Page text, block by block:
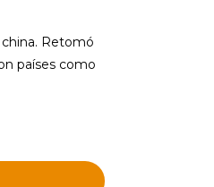
Retomó
países como